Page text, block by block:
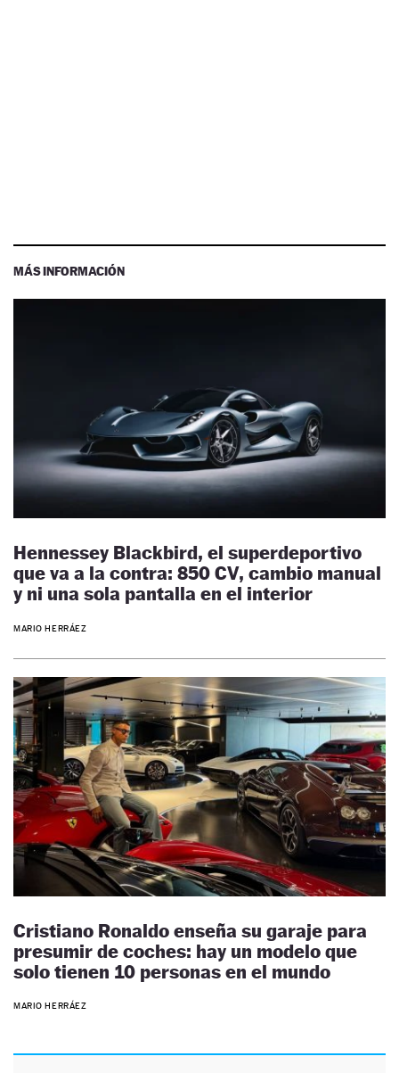
MÁS INFORMACIÓN
Hennessey Blackbird, el superdeportivo
que va a la contra: 850 CV, cambio manual
y ni una sola pantalla en el interior
MARIO HERRÁEZ
Cristiano Ronaldo enseña su garaje para
presumir de coches: hay un modelo que
solo tienen 10 personas en el mundo
MARIO HERRÁEZ